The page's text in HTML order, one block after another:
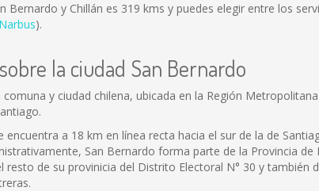
Bernardo y Chillán es 319 kms y puedes elegir entre los
Narbus).
la ciudad San Bernardo
y ciudad chilena, ubicada en la Región
encuentra a 18 km en línea recta hacia el sur de la de
San Bernardo forma parte de la Provincia
de su provinicia del Distrito Electoral N° 30 y también